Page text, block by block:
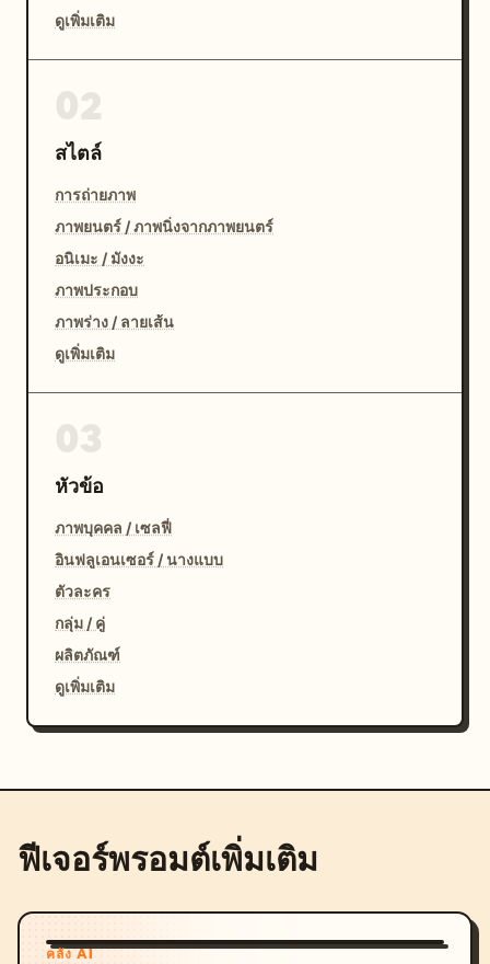
ดูเพิ่มเติม
สไตล์
การถ่ายภาพ
ภาพยนตร์ / ภาพนิ่งจากภาพยนตร์
อนิเมะ / มังงะ
ภาพประกอบ
ภาพร่าง / ลายเส้น
ดูเพิ่มเติม
หัวข้อ
ภาพบุคคล / เซลฟี่
อินฟลูเอนเซอร์ / นางแบบ
ตัวละคร
กลุ่ม / คู่
ผลิตภัณฑ์
ดูเพิ่มเติม
ฟีเจอร์พรอมต์เพิ่มเติม
คลัง AI